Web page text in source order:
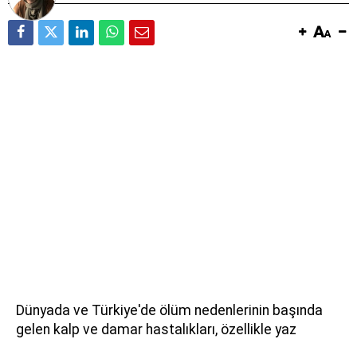
Dünyada ve Türkiye'de ölüm nedenlerinin başında
gelen kalp ve damar hastalıkları, özellikle yaz